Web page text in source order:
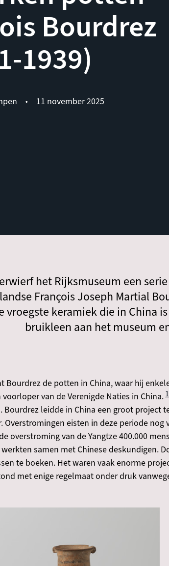
Bourdrez
1939)
• 11 november 2025
het Rijksmuseum een
François Joseph Martial
vroegste keramiek die in China
bruikleen aan het museum
Bourdrez de potten in China, waar hij
van de Verenigde Naties in China.1
Bourdrez leidde in China een groot project
Overstromingen eisten in deze periode
overstroming van de Yangtze 400.000
samen met Chinese deskundigen.
te boeken. Het waren vaak enorme
met enige regelmaat onder druk